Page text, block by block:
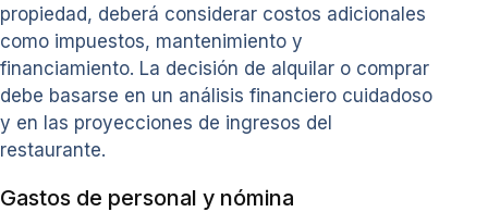
propiedad, deberá considerar costos adicionales
como impuestos, mantenimiento y
financiamiento. La decisión de alquilar o comprar
debe basarse en un análisis financiero cuidadoso
y en las proyecciones de ingresos del
restaurante.
Gastos de personal y nómina